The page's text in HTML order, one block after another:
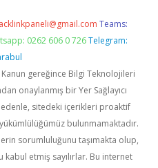
Teams:
0262 606 0 726 Telegram:
Kanun gereğince Bilgi Teknolojileri
onaylanmış bir Yer Sağlayıcı
sitedeki içerikleri proaktif
bulunmamaktadır.
sorumluluğunu taşımakta olup,
etmiş sayılırlar. Bu internet